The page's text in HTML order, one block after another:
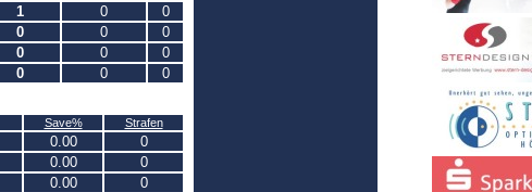
1 0
0
0 0
0
0 0
0
0 0 0
Save% Strafen
0.00
0
0.00
0
0.00
0